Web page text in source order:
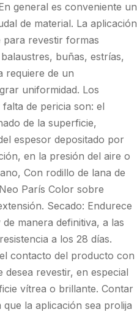
general es conveniente un
de material. La aplicación
para revestir formas
buñas, estrías,
requiere de un
uniformidad. Los
de pericia son: el
de la superficie,
espesor depositado por
en la presión del aire o
Con rodillo de lana de
París Color sobre
Secado: Endurece
manera definitiva, a las
a los 28 días.
contacto del producto con
revestir, en especial
vítrea o brillante. Contar
la aplicación sea prolija